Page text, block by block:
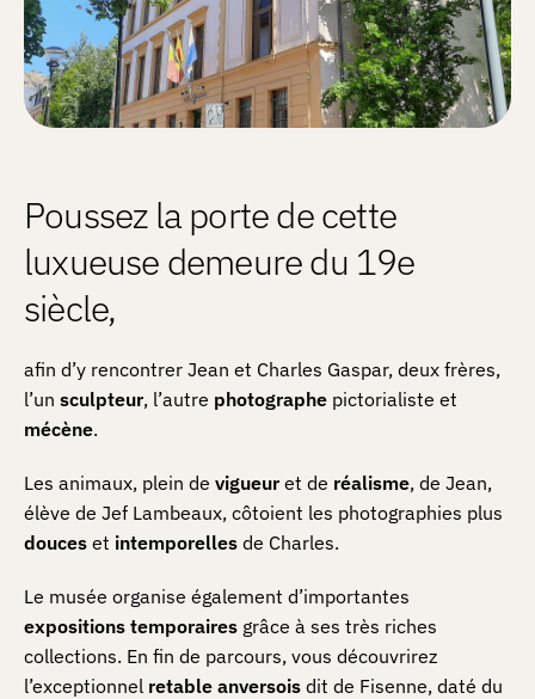
Poussez la porte de cette
luxueuse demeure du 19e
siècle,
afin d’y rencontrer Jean et Charles Gaspar, deux frères,
l’un sculpteur, l’autre photographe pictorialiste et
mécène.
Les animaux, plein de vigueur et de réalisme, de Jean,
élève de Jef Lambeaux, côtoient les photographies plus
douces et intemporelles de Charles.
Le musée organise également d’importantes
expositions temporaires grâce à ses très riches
collections. En fin de parcours, vous découvrirez
l’exceptionnel retable anversois dit de Fisenne, daté du